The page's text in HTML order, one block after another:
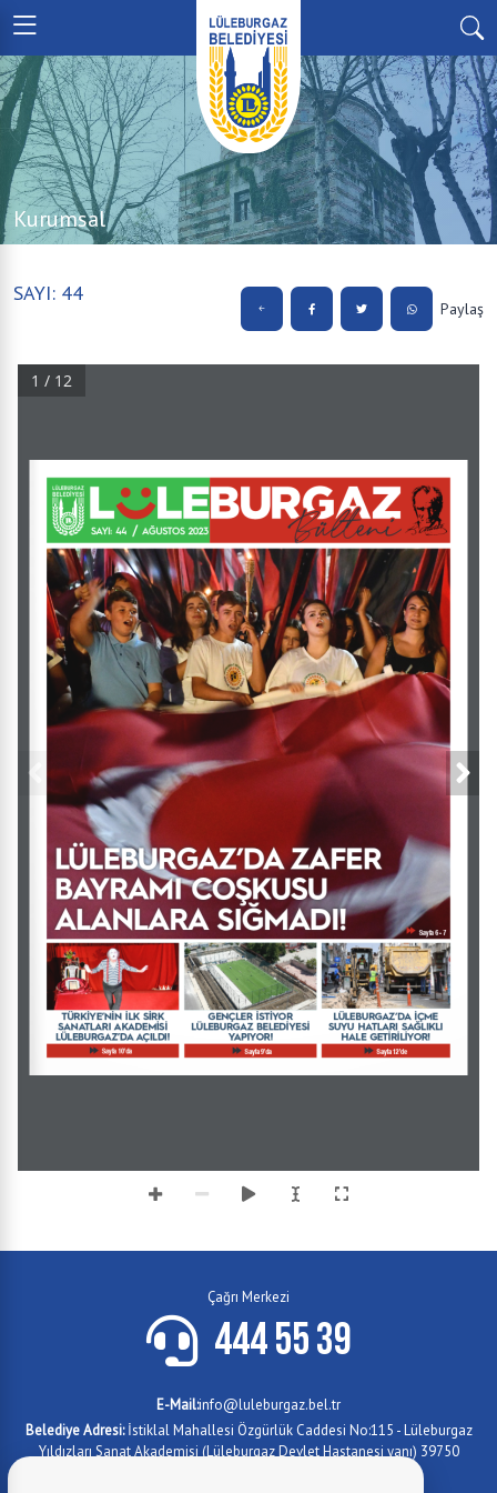
Kurumsal
SAYI: 44
Paylaş
Çağrı Merkezi
444 55 39
E-Mail:info@luleburgaz.bel.tr
Belediye Adresi:İstiklal Mahallesi Özgürlük Caddesi No:115 - Lüleburgaz
Yıldızları Sanat Akademisi (Lüleburgaz Devlet Hastanesi yanı) 39750